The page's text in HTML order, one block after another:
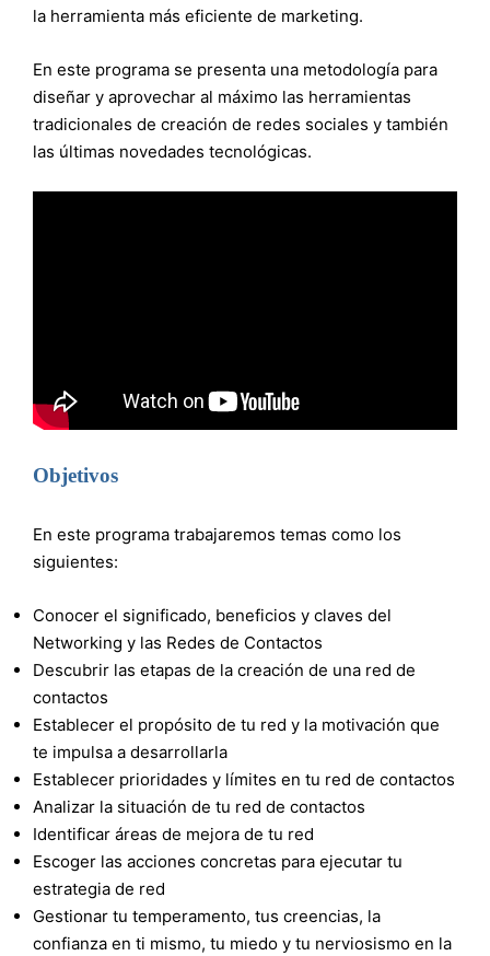
la herramienta más eficiente de marketing.
En este programa se presenta una metodología para
diseñar y aprovechar al máximo las herramientas
tradicionales de creación de redes sociales y también
las últimas novedades tecnológicas.
Objetivos
En este programa trabajaremos temas como los
siguientes:
Conocer el significado, beneficios y claves del
Networking y las Redes de Contactos
Descubrir las etapas de la creación de una red de
contactos
Establecer el propósito de tu red y la motivación que
te impulsa a desarrollarla
Establecer prioridades y límites en tu red de contactos
Analizar la situación de tu red de contactos
Identificar áreas de mejora de tu red
Escoger las acciones concretas para ejecutar tu
estrategia de red
Gestionar tu temperamento, tus creencias, la
confianza en ti mismo, tu miedo y tu nerviosismo en la